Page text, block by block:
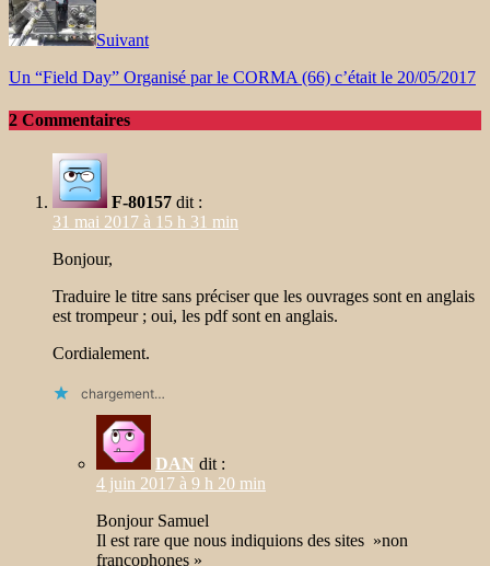
Suivant
Un “Field Day” Organisé par le CORMA (66) c’était le 20/05/2017
2 Commentaires
F-80157 dit :
31 mai 2017 à 15 h 31 min
Bonjour,
Traduire le titre sans préciser que les ouvrages sont en anglais
est trompeur ; oui, les pdf sont en anglais.
Cordialement.
chargement…
DAN dit :
4 juin 2017 à 9 h 20 min
Bonjour Samuel
Il est rare que nous indiquions des sites »non
francophones »